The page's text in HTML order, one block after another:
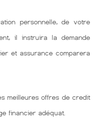
personnelle, de votre
il instruira la demande
et assurance comparera
meilleures offres de credit
financier adéquat.